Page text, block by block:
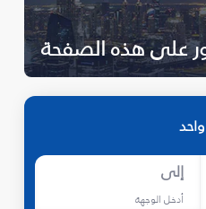
على هذه الصفحة
إلى
أدخل الوجهة